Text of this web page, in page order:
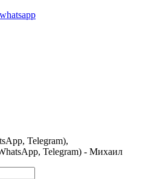
Telegram),
Telegram) - Михаил